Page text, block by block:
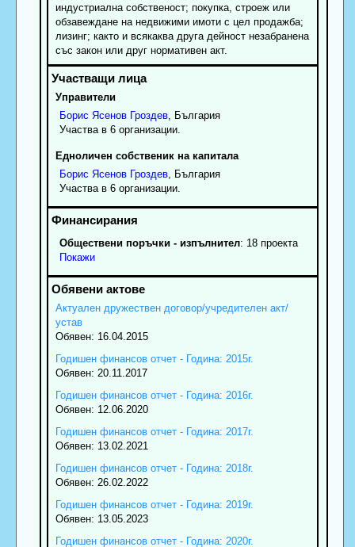
индустриална собственост; покупка, строеж или
обзавеждане на недвижими имоти с цел продажба;
лизинг; както и всякаква друга дейност незабранена
със закон или друг нормативен акт.
Управители
Борис Ясенов Гроздев, България
Участва в 6 организации.
Едноличен собственик на капитала
Борис Ясенов Гроздев, България
Участва в 6 организации.
Обществени поръчки - изпълнител: 18 проекта
Покажи
Актуален дружествен договор/учредителен акт/
устав
Обявен: 16.04.2015
Годишен финансов отчет - Година: 2015г.
Обявен: 20.11.2017
Годишен финансов отчет - Година: 2016г.
Обявен: 12.06.2020
Годишен финансов отчет - Година: 2017г.
Обявен: 13.02.2021
Годишен финансов отчет - Година: 2018г.
Обявен: 26.02.2022
Годишен финансов отчет - Година: 2019г.
Обявен: 13.05.2023
Годишен финансов отчет - Година: 2020г.